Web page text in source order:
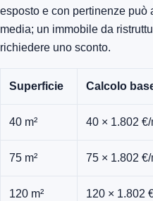
esposto e con pertinenze può
media; un immobile da
richiedere uno sconto.
Superficie Calcolo
40 m² 40 × 1.802 €/
75 m² 75 × 1.802 €/
120 m² 120 × 1.802